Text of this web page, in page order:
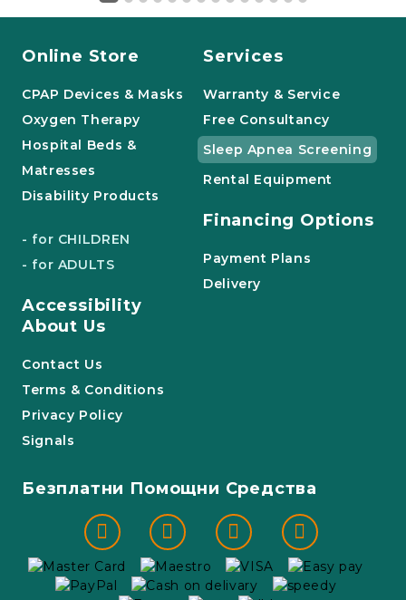
Online Store
CPAP Devices & Masks
Oxygen Therapy
Hospital Beds &
Matresses
Disability Products
- for CHILDREN
- for ADULTS
Accessibility
Services
Warranty & Service
Free Consultancy
Sleep Apnea Screening
Rental Equipment
Financing Options
Payment Plans
Delivery
About Us
Contact Us
Terms & Conditions
Privacy Policy
Signals
Безплатни Помощни Средства